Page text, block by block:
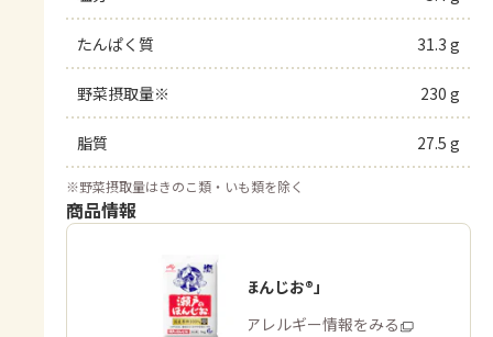
たんぱく質 31.3 g
野菜摂取量※ 230 g
脂質 27.5 g
※野菜摂取量はきのこ類・いも類を除く
商品情報
「瀬戸のほんじお®」
商品・アレルギー情報をみる